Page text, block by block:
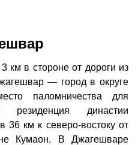
км в стороне от дороги из
— город в округе
паломничества для
династии
36 км к северо-востоку от
Кумаон. В Джагешваре